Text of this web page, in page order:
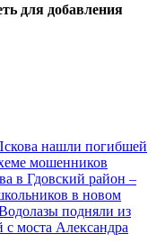
для добавления
нашли погибшей
мошенников
в Гдовский район –
в новом
подняли из
моста Александра